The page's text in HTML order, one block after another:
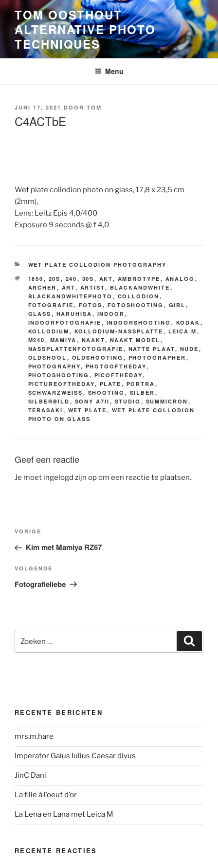
Ga
inhoud
TOM OOSTHOUT
ALTERNATIVE PHOTO
TECHNIQUES
Menu
GEPLAATST
JUNI 17, 2021 DOOR TOM
C4ACTbE
Wet plate collodion photo on glass, 17,8 x 23,5 cm
(2mm),
Lens: Leitz Epis 4,0/400
Exposure 9 seconds @ f 4,0
CATEGORIEËN
WET PLATE COLLODION PHOTOGRAPHY
TAGS
1850 , 20S , 240 , 30S , AKT, AMBROTYPE , ANALOG ,
ARCHER , ART, ARTIST, BLACKANDWHITE ,
BLACKANDWHITEPHOTO , COLLODION ,
FOTOGRAFIE , FOTOS , FOTOSHOOTING , GIRL ,
GLASS , HARUHISA , INDOOR ,
INDOORFOTOGRAFIE , INDOORSHOOTING , KODAK ,
KOLLODIUM , KOLLODIUM-NASSPLATTE , LEICA M ,
M240 , MAMIYA , NAAKT, NAAKT MODEL ,
NASSPLATTENFOTOGRAFIE , NATTE PLAAT, NUDE ,
OLDSHOOL , OLDSHOOTING , PHOTOGRAPHER ,
PHOTOGRAPHY, PHOTOOFTHEDAY,
PHOTOSHOOTING , PICOFTHEDAY,
PICTUREOFTHEDAY, PLATE , PORTRA ,
SCHWARZWEISS , SHOOTING , SILBER ,
SILBERBILD , SONY A7II , STUDIO , SUMMICRON ,
TERASAKI , WET PLATE , WET PLATE COLLODION
PHOTO ON GLASS
Geef een reactie
Je moet ingelogd zijn opom een reactie te plaatsen.
Bericht
Vorig
bericht
VORIGE
Kim met Mamiya RZ67
Volgend
bericht
VOLGENDE
Fotografieliebe
naar:
RECENTE BERICHTEN
mrs.m.hare
Imperator Gaius Iulius Caesar divus
JinC Dani
La fille à l’oeuf d’or
La Lena en Lana met Leica M
RECENTE REACTIES